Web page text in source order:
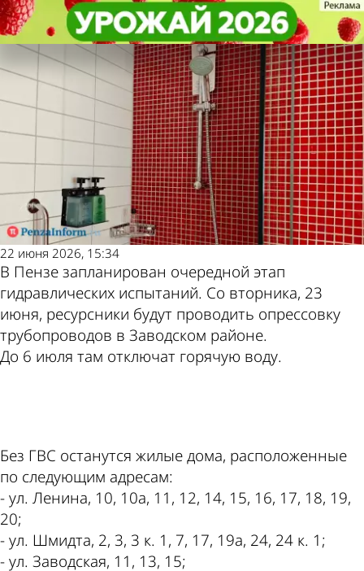
В Заводском районе Пензы
отключат горячую воду
Общество
22 июня 2026, 15:34
В Пензе запланирован очередной этап
гидравлических испытаний. Со вторника, 23
июня, ресурсники будут проводить опрессовку
трубопроводов в Заводском районе.
До 6 июля там отключат горячую воду.
Без ГВС останутся жилые дома, расположенные
по следующим адресам:
- ул. Ленина, 10, 10а, 11, 12, 14, 15, 16, 17, 18, 19,
20;
- ул. Шмидта, 2, 3, 3 к. 1, 7, 17, 19а, 24, 24 к. 1;
- ул. Заводская, 11, 13, 15;
В Заводском районе Пензы
отключат горячую воду
Общество
Другие новости по
теме
Погода и курсы
валют в Пензе